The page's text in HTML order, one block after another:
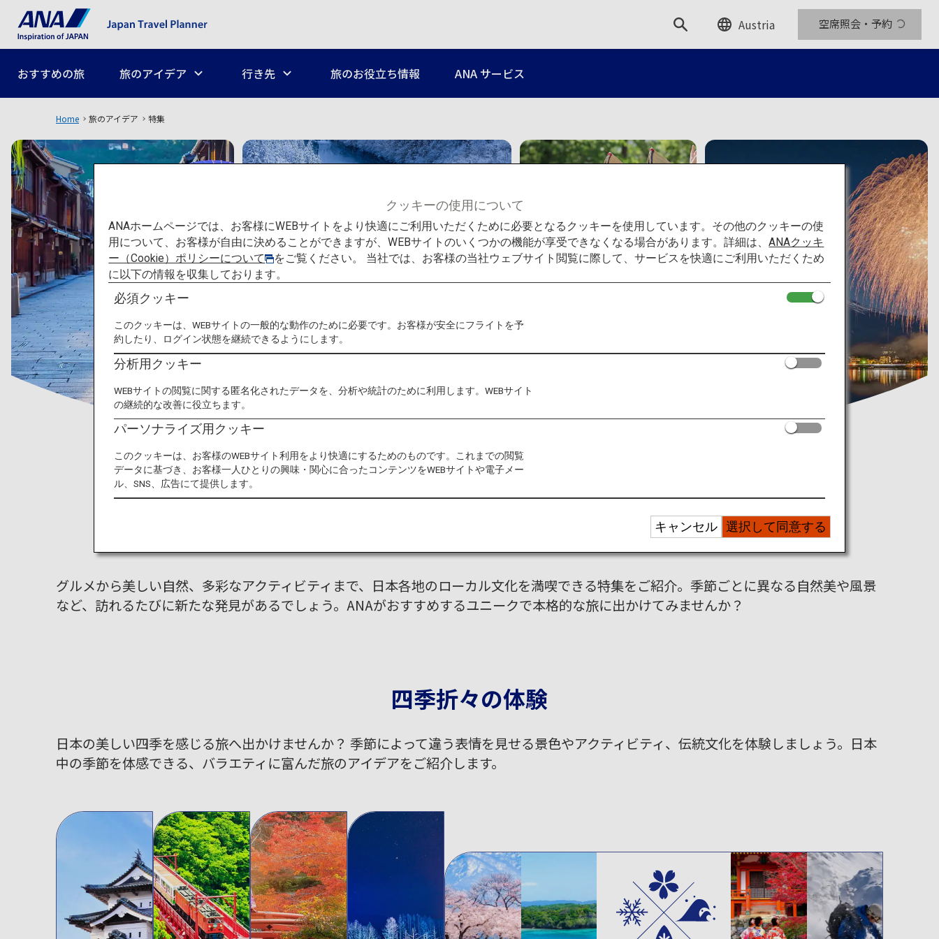
Austria 空席照会・予約
おすすめの旅 旅のアイデア 行き先 旅のお役立ち情報 ANA サービス
Home 旅のアイデア 特集
特集
日本ならではの
特別な体験
グルメから美しい自然、多彩なアクティビティまで、日本各地のローカル文化を満喫できる特集をご紹介。季節ごとに異なる自然美や風景
など、訪れるたびに新たな発見があるでしょう。ANAがおすすめするユニークで本格的な旅に出かけてみませんか？
四季折々の体験
日本の美しい四季を感じる旅へ出かけませんか？ 季節によって違う表情を見せる景色やアクティビティ、伝統文化を体験しましょう。日本
中の季節を体感できる、バラエティに富んだ旅のアイデアをご紹介します。
クッキーの使用について
ANAホームページでは、お客様にWEBサイトをより快適にご利用いただくために必要となるクッキーを使用しています。その他のクッキーの使
用について、お客様が自由に決めることができますが、WEBサイトのいくつかの機能が享受できなくなる場合があります。詳細は、ANAクッキ
ー（Cookie）ポリシーについて
をご覧ください。 当社では、お客様の当社ウェブサイト閲覧に際して、サービスを快適にご利用いただくため
に以下の情報を収集しております。
必須クッキー
このクッキーは、WEBサイトの一般的な動作のために必要です。お客様が安全にフライトを予
約したり、ログイン状態を継続できるようにします。
分析用クッキー
WEBサイトの閲覧に関する匿名化されたデータを、分析や統計のために利用します。WEBサイト
の継続的な改善に役立ちます。
パーソナライズ用クッキー
このクッキーは、お客様のWEBサイト利用をより快適にするためのものです。これまでの閲覧
データに基づき、お客様一人ひとりの興味・関心に合ったコンテンツをWEBサイトや電子メー
ル、SNS、広告にて提供します。
選択して同意する
キャンセル